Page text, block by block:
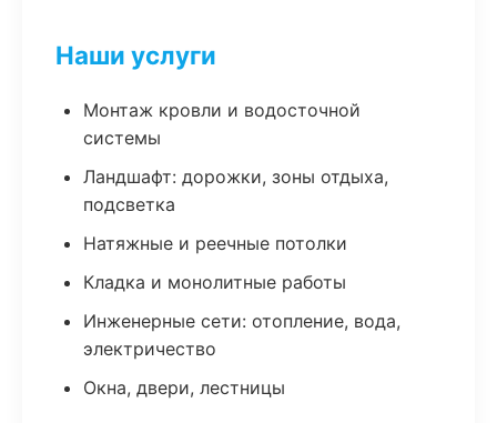
Наши услуги
Монтаж кровли и водосточной
системы
Ландшафт: дорожки, зоны отдыха,
подсветка
Натяжные и реечные потолки
Кладка и монолитные работы
Инженерные сети: отопление, вода,
электричество
Окна, двери, лестницы